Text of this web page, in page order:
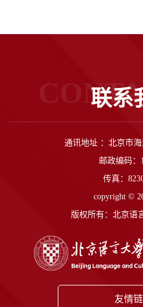
联系
通讯地址 ：北京市
邮政编码：
传真：
copyright ©
版权所有：北京语
友情